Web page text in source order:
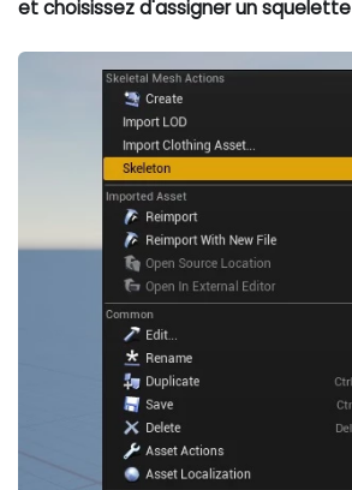
et choisissez d'assigner un squelette